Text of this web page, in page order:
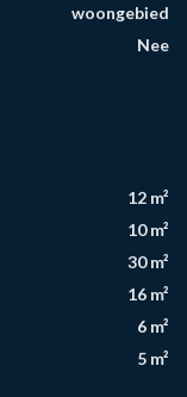
woongebied
Nee
12 m²
10 m²
30 m²
16 m²
6 m²
5 m²